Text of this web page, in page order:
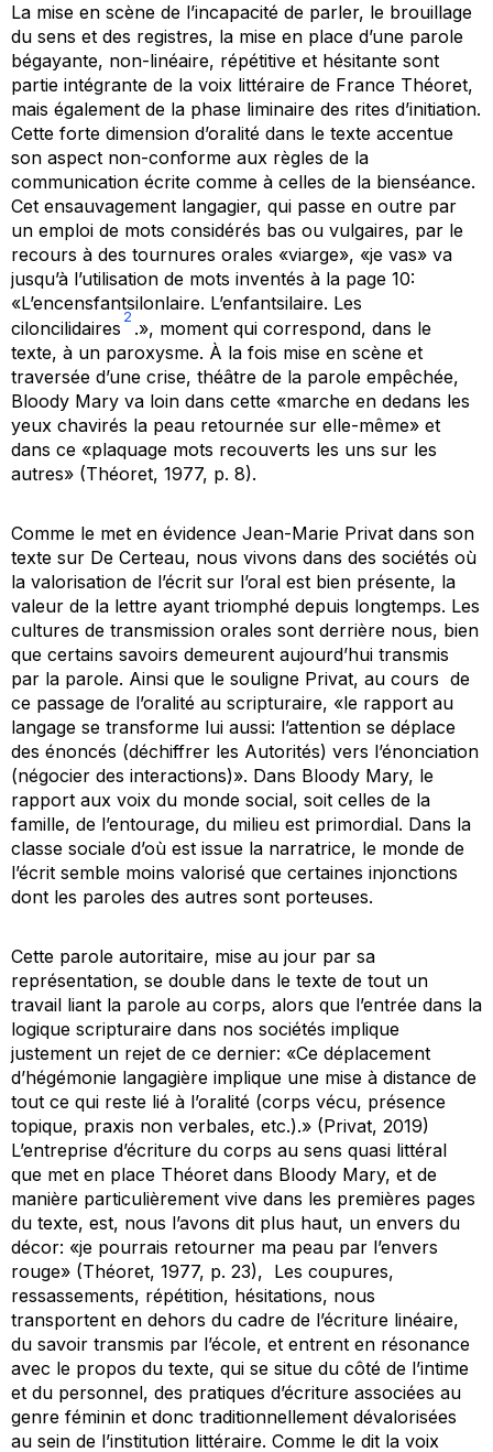
La mise en scène de l’incapacité de parler, le brouillage
du sens et des registres, la mise en place d’une parole
bégayante, non-linéaire, répétitive et hésitante sont
partie intégrante de la voix littéraire de France Théoret,
mais également de la phase liminaire des rites d’initiation.
Cette forte dimension d’oralité dans le texte accentue
son aspect non-conforme aux règles de la
communication écrite comme à celles de la bienséance.
Cet ensauvagement langagier, qui passe en outre par
un emploi de mots considérés bas ou vulgaires, par le
recours à des tournures orales «viarge», «je vas» va
jusqu’à l’utilisation de mots inventés à la page 10:
«L’encensfantsilonlaire. L’enfantsilaire. Les
ciloncilidaires
2
.», moment qui correspond, dans le
texte, à un paroxysme. À la fois mise en scène et
traversée d’une crise, théâtre de la parole empêchée,
Bloody Mary va loin dans cette «marche en dedans les
yeux chavirés la peau retournée sur elle-même» et
dans ce «plaquage mots recouverts les uns sur les
autres» (Théoret, 1977, p. 8).
Comme le met en évidence Jean-Marie Privat dans son
texte sur De Certeau, nous vivons dans des sociétés où
la valorisation de l’écrit sur l’oral est bien présente, la
valeur de la lettre ayant triomphé depuis longtemps. Les
cultures de transmission orales sont derrière nous, bien
que certains savoirs demeurent aujourd’hui transmis
par la parole. Ainsi que le souligne Privat, au cours de
ce passage de l’oralité au scripturaire, «le rapport au
langage se transforme lui aussi: l’attention se déplace
des énoncés (déchiffrer les Autorités) vers l’énonciation
(négocier des interactions)». Dans Bloody Mary, le
rapport aux voix du monde social, soit celles de la
famille, de l’entourage, du milieu est primordial. Dans la
classe sociale d’où est issue la narratrice, le monde de
l’écrit semble moins valorisé que certaines injonctions
dont les paroles des autres sont porteuses.
Cette parole autoritaire, mise au jour par sa
représentation, se double dans le texte de tout un
travail liant la parole au corps, alors que l’entrée dans la
logique scripturaire dans nos sociétés implique
justement un rejet de ce dernier: «Ce déplacement
d’hégémonie langagière implique une mise à distance de
tout ce qui reste lié à l’oralité (corps vécu, présence
topique, praxis non verbales, etc.).» (Privat, 2019)
L’entreprise d’écriture du corps au sens quasi littéral
que met en place Théoret dans Bloody Mary, et de
manière particulièrement vive dans les premières pages
du texte, est, nous l’avons dit plus haut, un envers du
décor: «je pourrais retourner ma peau par l’envers
rouge» (Théoret, 1977, p. 23), Les coupures,
ressassements, répétition, hésitations, nous
transportent en dehors du cadre de l’écriture linéaire,
du savoir transmis par l’école, et entrent en résonance
avec le propos du texte, qui se situe du côté de l’intime
et du personnel, des pratiques d’écriture associées au
genre féminin et donc traditionnellement dévalorisées
au sein de l’institution littéraire. Comme le dit la voix